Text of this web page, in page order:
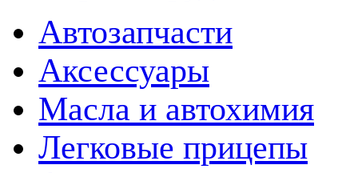
Автозапчасти
Аксессуары
Масла и автохимия
Легковые прицепы